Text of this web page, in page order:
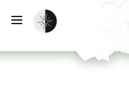
הפעלת מצב כהה